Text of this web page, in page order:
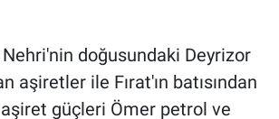
Nehri'nin doğusundaki Deyrizor
aşiretler ile Fırat'ın batısından
güçleri Ömer petrol ve